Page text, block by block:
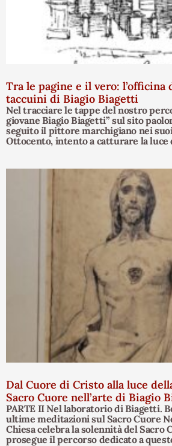
Tra le pagine e il vero:
taccuini di Biagio Biagetti
Nel tracciare le tappe del nostro
giovane Biagio Biagetti” sul sito
seguito il pittore marchigiano nei
Ottocento, intento a catturare la luce
Dal Cuore di Cristo alla luce
Sacro Cuore nell’arte di Biagio
PARTE II Nel laboratorio di Biagetti.
ultime meditazioni sul Sacro Cuore
Chiesa celebra la solennità del Sacro
prosegue il percorso dedicato a